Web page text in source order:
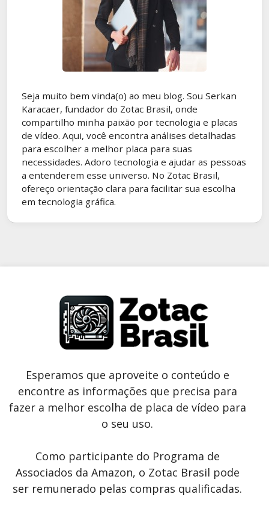
Seja muito bem vinda(o) ao meu blog. Sou Serkan
Karacaer, fundador do Zotac Brasil, onde
compartilho minha paixão por tecnologia e placas
de vídeo. Aqui, você encontra análises detalhadas
para escolher a melhor placa para suas
necessidades. Adoro tecnologia e ajudar as pessoas
a entenderem esse universo. No Zotac Brasil,
ofereço orientação clara para facilitar sua escolha
em tecnologia gráfica.
Esperamos que aproveite o conteúdo e
encontre as informações que precisa para
fazer a melhor escolha de placa de vídeo para
o seu uso.
Como participante do Programa de
Associados da Amazon, o Zotac Brasil pode
ser remunerado pelas compras qualificadas.